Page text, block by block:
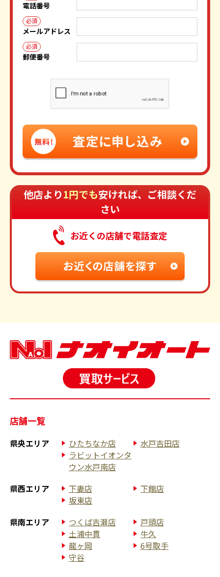
電話番号
必須
メールアドレス
必須
郵便番号
他店より1円でも安ければ、ご相談くだ
さい
お近くの店舗で電話査定
店舗一覧
県央エリア ひたちなか店
水戸吉田店
ラビットイオンタ
ウン水戸南店
県西エリア
下妻店
下館店
坂東店
県南エリア
つくば吉瀬店
戸頭店
土浦中貫
牛久
龍ヶ岡
6号取手
守谷